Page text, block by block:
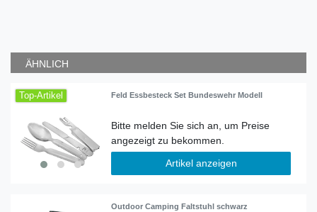
ÄHNLICH
Top-Artikel Feld Essbesteck Set Bundeswehr Modell
Artikel anzeigen
Outdoor Camping Faltstuhl schwarz